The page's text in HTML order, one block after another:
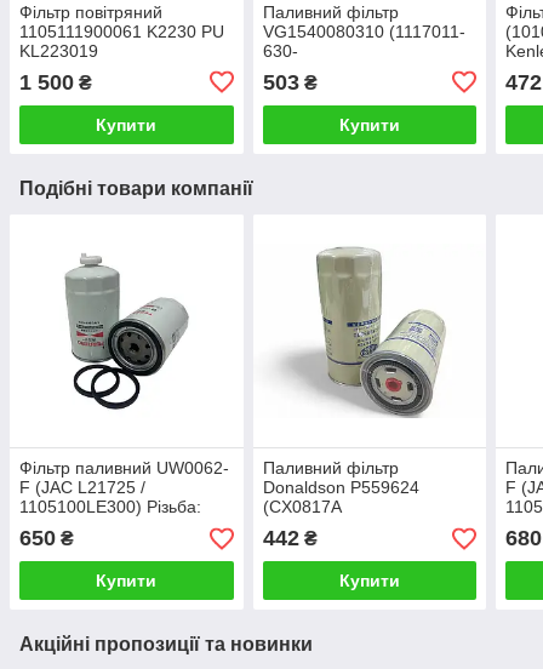
Фільтр повітряний
1105111900061 K2230 PU
KL223019
1 500 ₴
Купити
Паливний фільтр
VG1540080310 (1117011-
630-
000W/WDK999/WK94020/H710WK)
Різьба M18x1.5 двигун
D10.38-50
503₴
Купити
472
Подібні товари компанії
Фільтр паливний UW0062-
F (JAC L21725 /
1105100LE300) Різьба:
M16 x 1.5
650 ₴
Купити
Паливний фільтр
Donaldson P559624
(CX0817A
5802280039/FF5457)
5041995510 Різьба М16 х
1.5 (Аналог CX0708)
442₴
Купити
F
680
Акційні пропозиції та новинки